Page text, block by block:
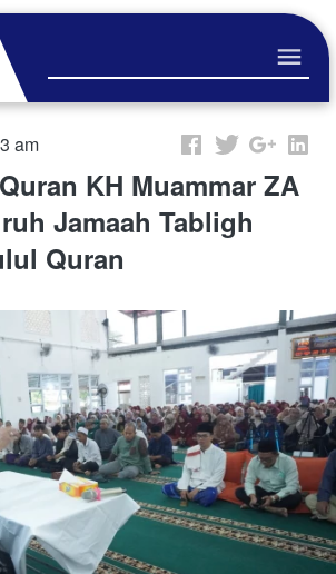
am
KH Muammar ZA
Jamaah Tabligh
Quran